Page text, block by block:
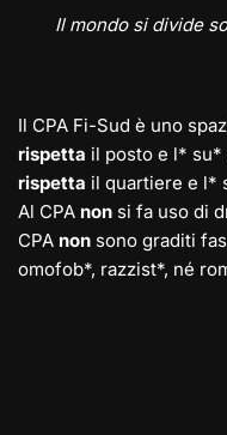
Il mondo si divide
Il CPA Fi-Sud è uno
rispetta il posto e l* su*
rispetta il quartiere e l*
Al CPA non si fa uso di
CPA non sono graditi
omofob*, razzist*, né